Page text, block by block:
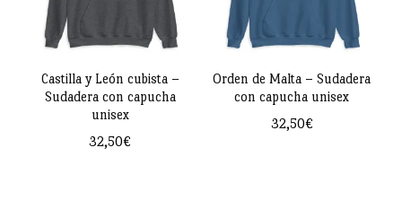
se
pueden
elegir
elegir
Castilla y León cubista –
Sudadera con capucha
unisex
32,50€
Orden de Malta – Sudadera
con capucha unisex
32,50€